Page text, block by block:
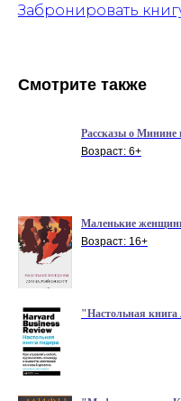
Забронировать
Смотрите также
Рассказы о
Возраст: 6+
Маленькие
Возраст: 16+
"Настольная книга